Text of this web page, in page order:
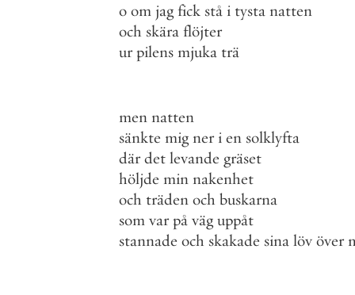
o om jag fick stå i tysta natten
och skära flöjter
ur pilens mjuka trä
men natten
sänkte mig ner i en solklyfta
där det levande gräset
höljde min nakenhet
och träden och buskarna
som var på väg uppåt
stannade och skakade sina löv över